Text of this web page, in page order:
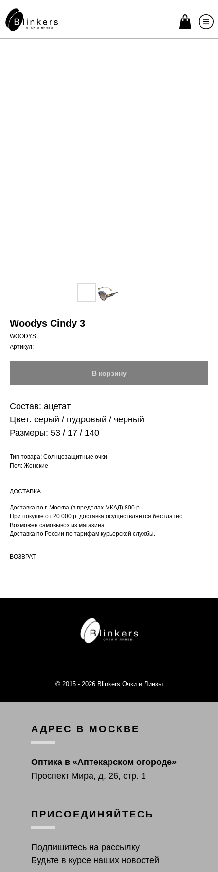
Woodys Cindy 3
WOODYS
Артикул:
В корзину
Состав: ацетат
Цвет: серый / пудровый / черный
Размеры: 53 / 17 / 140
Тип товара: Солнцезащитные очки
Пол: Женские
ДОСТАВКА
Доставка по г. Москва (в пределах МКАД) 800 р.
При покупке от 20 000 р. доставка осуществляется бесплатно
Возможен самовывоз из магазина.
Доставка по России по тарифам курьерской службы.
ВОЗВРАТ
© 2015 - 2026 Blinkers Очки и Линзы
АДРЕС В МОСКВЕ
ПРИСОЕДИНЯЙТЕСЬ
Оптика в «Аптекарском огороде»
Проспект Мира, д. 26, стр. 1
Подпишитесь на рассылку
Будьте в курсе наших новостей